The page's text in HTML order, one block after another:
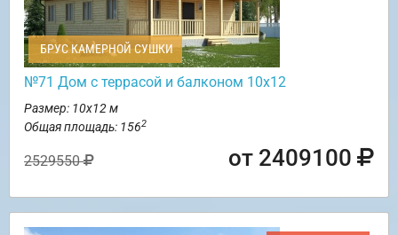
БРУС КАМЕРНОЙ СУШКИ
№71 Дом с террасой и балконом 10х12
Размер: 10х12 м
Общая площадь: 1562
2529550 от 2409100